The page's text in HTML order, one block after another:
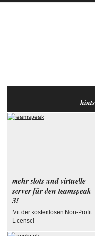
hints
mehr slots und virtuelle
server für den teamspeak
3!
Mit der kostenlosen Non-Profit
License!